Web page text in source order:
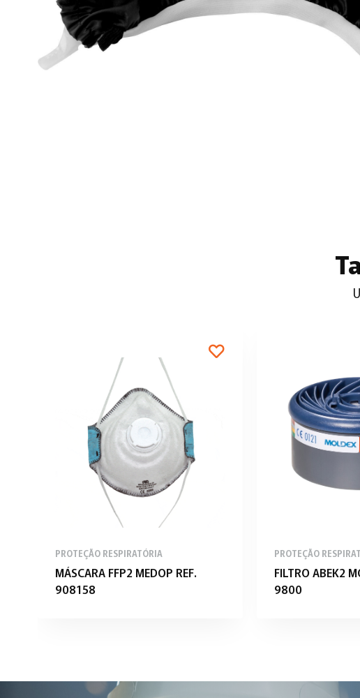
PROTEÇÃO RESPIRATÓRIA
MÁSCARA FFP2 MEDOP REF.
908158
PROTEÇÃO
FILTRO ABEK2
9800